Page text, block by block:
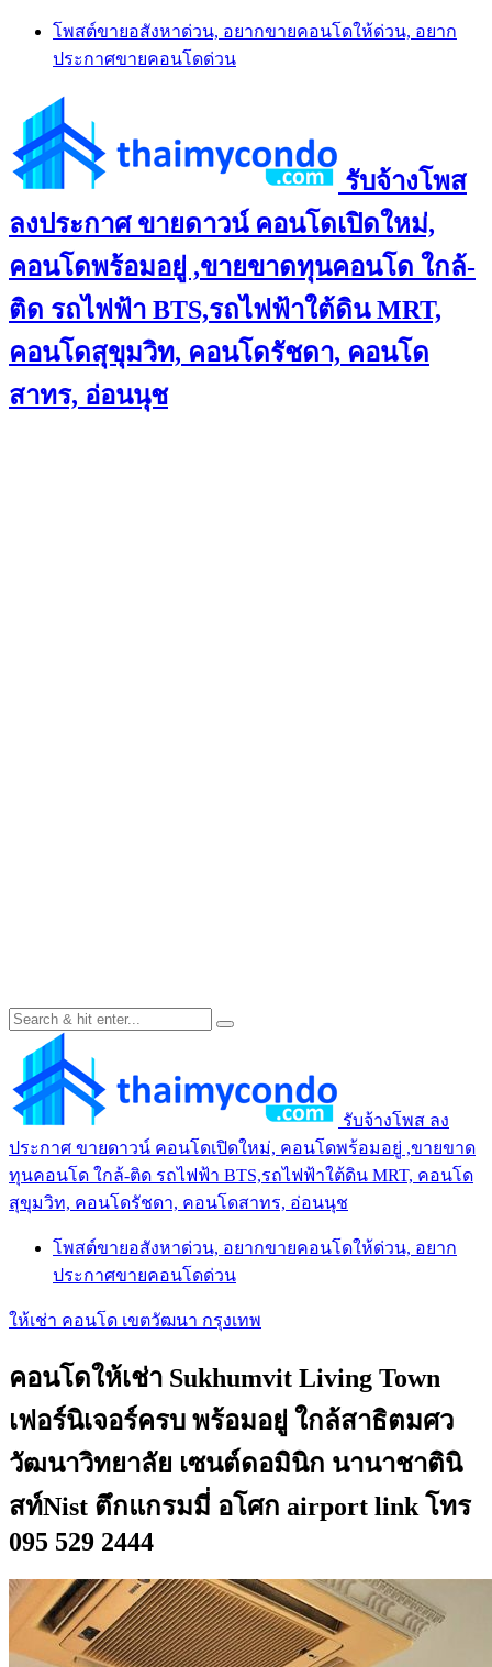
Skip
content
โพสต์ขายอสังหาด่วน, อยากขายคอนโดให้ด่วน, อยาก
ประกาศขายคอนโดด่วน
รับจ้างโพส
ลงประกาศ ขายดาวน์ คอนโดเปิดใหม่,
คอนโดพร้อมอยู่ ,ขายขาดทุนคอนโด ใกล้-
ติด รถไฟฟ้า BTS,รถไฟฟ้าใต้ดิน MRT,
คอนโดสุขุมวิท, คอนโดรัชดา, คอนโด
สาทร, อ่อนนุช
รับจ้างโพส ลง
ประกาศ ขายดาวน์ คอนโดเปิดใหม่, คอนโดพร้อมอยู่ ,ขายขาด
ทุนคอนโด ใกล้-ติด รถไฟฟ้า BTS,รถไฟฟ้าใต้ดิน MRT, คอนโด
สุขุมวิท, คอนโดรัชดา, คอนโดสาทร, อ่อนนุช
โพสต์ขายอสังหาด่วน, อยากขายคอนโดให้ด่วน, อยาก
ประกาศขายคอนโดด่วน
ให้เช่า คอนโด เขตวัฒนา กรุงเทพ
คอนโดให้เช่า Sukhumvit Living Town
เฟอร์นิเจอร์ครบ พร้อมอยู่ ใกล้สาธิตมศว
วัฒนาวิทยาลัย เซนต์ดอมินิก นานาชาตินิ
สท์Nist ตึกแกรมมี่ อโศก airport link โทร
095 529 2444